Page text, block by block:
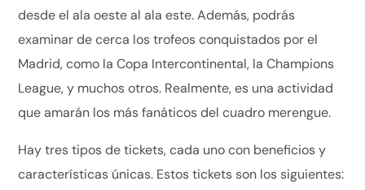
desde el ala oeste al ala este. Además, podrás
examinar de cerca los trofeos conquistados por el
Madrid, como la Copa Intercontinental, la Champions
League, y muchos otros. Realmente, es una actividad
que amarán los más fanáticos del cuadro merengue.
Hay tres tipos de tickets, cada uno con beneficios y
características únicas. Estos tickets son los siguientes: